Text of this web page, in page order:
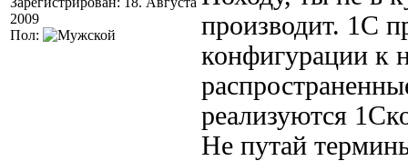
2009
Пол:
производит. 1С
конфигурации к
реализуются
Не путай